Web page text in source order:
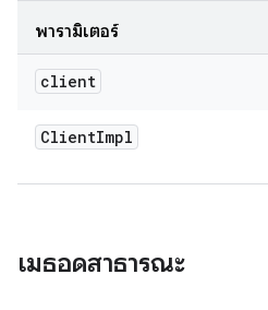
พารามิเตอร์
client
ClientImpl
เมธอดสาธารณะ